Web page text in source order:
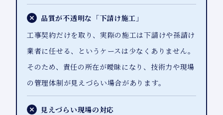
品質が不透明な「下請け施工」
工事契約だけを取り、実際の施工は下請けや孫請け
業者に任せる、というケースは少なくありません。
そのため、責任の所在が曖昧になり、技術力や現場
の管理体制が見えづらい場合があります。
見えづらい現場の対応